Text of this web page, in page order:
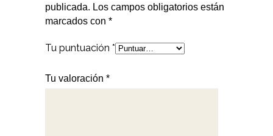
publicada. Los campos obligatorios están
marcados con *
Tu puntuación *
Tu valoración *